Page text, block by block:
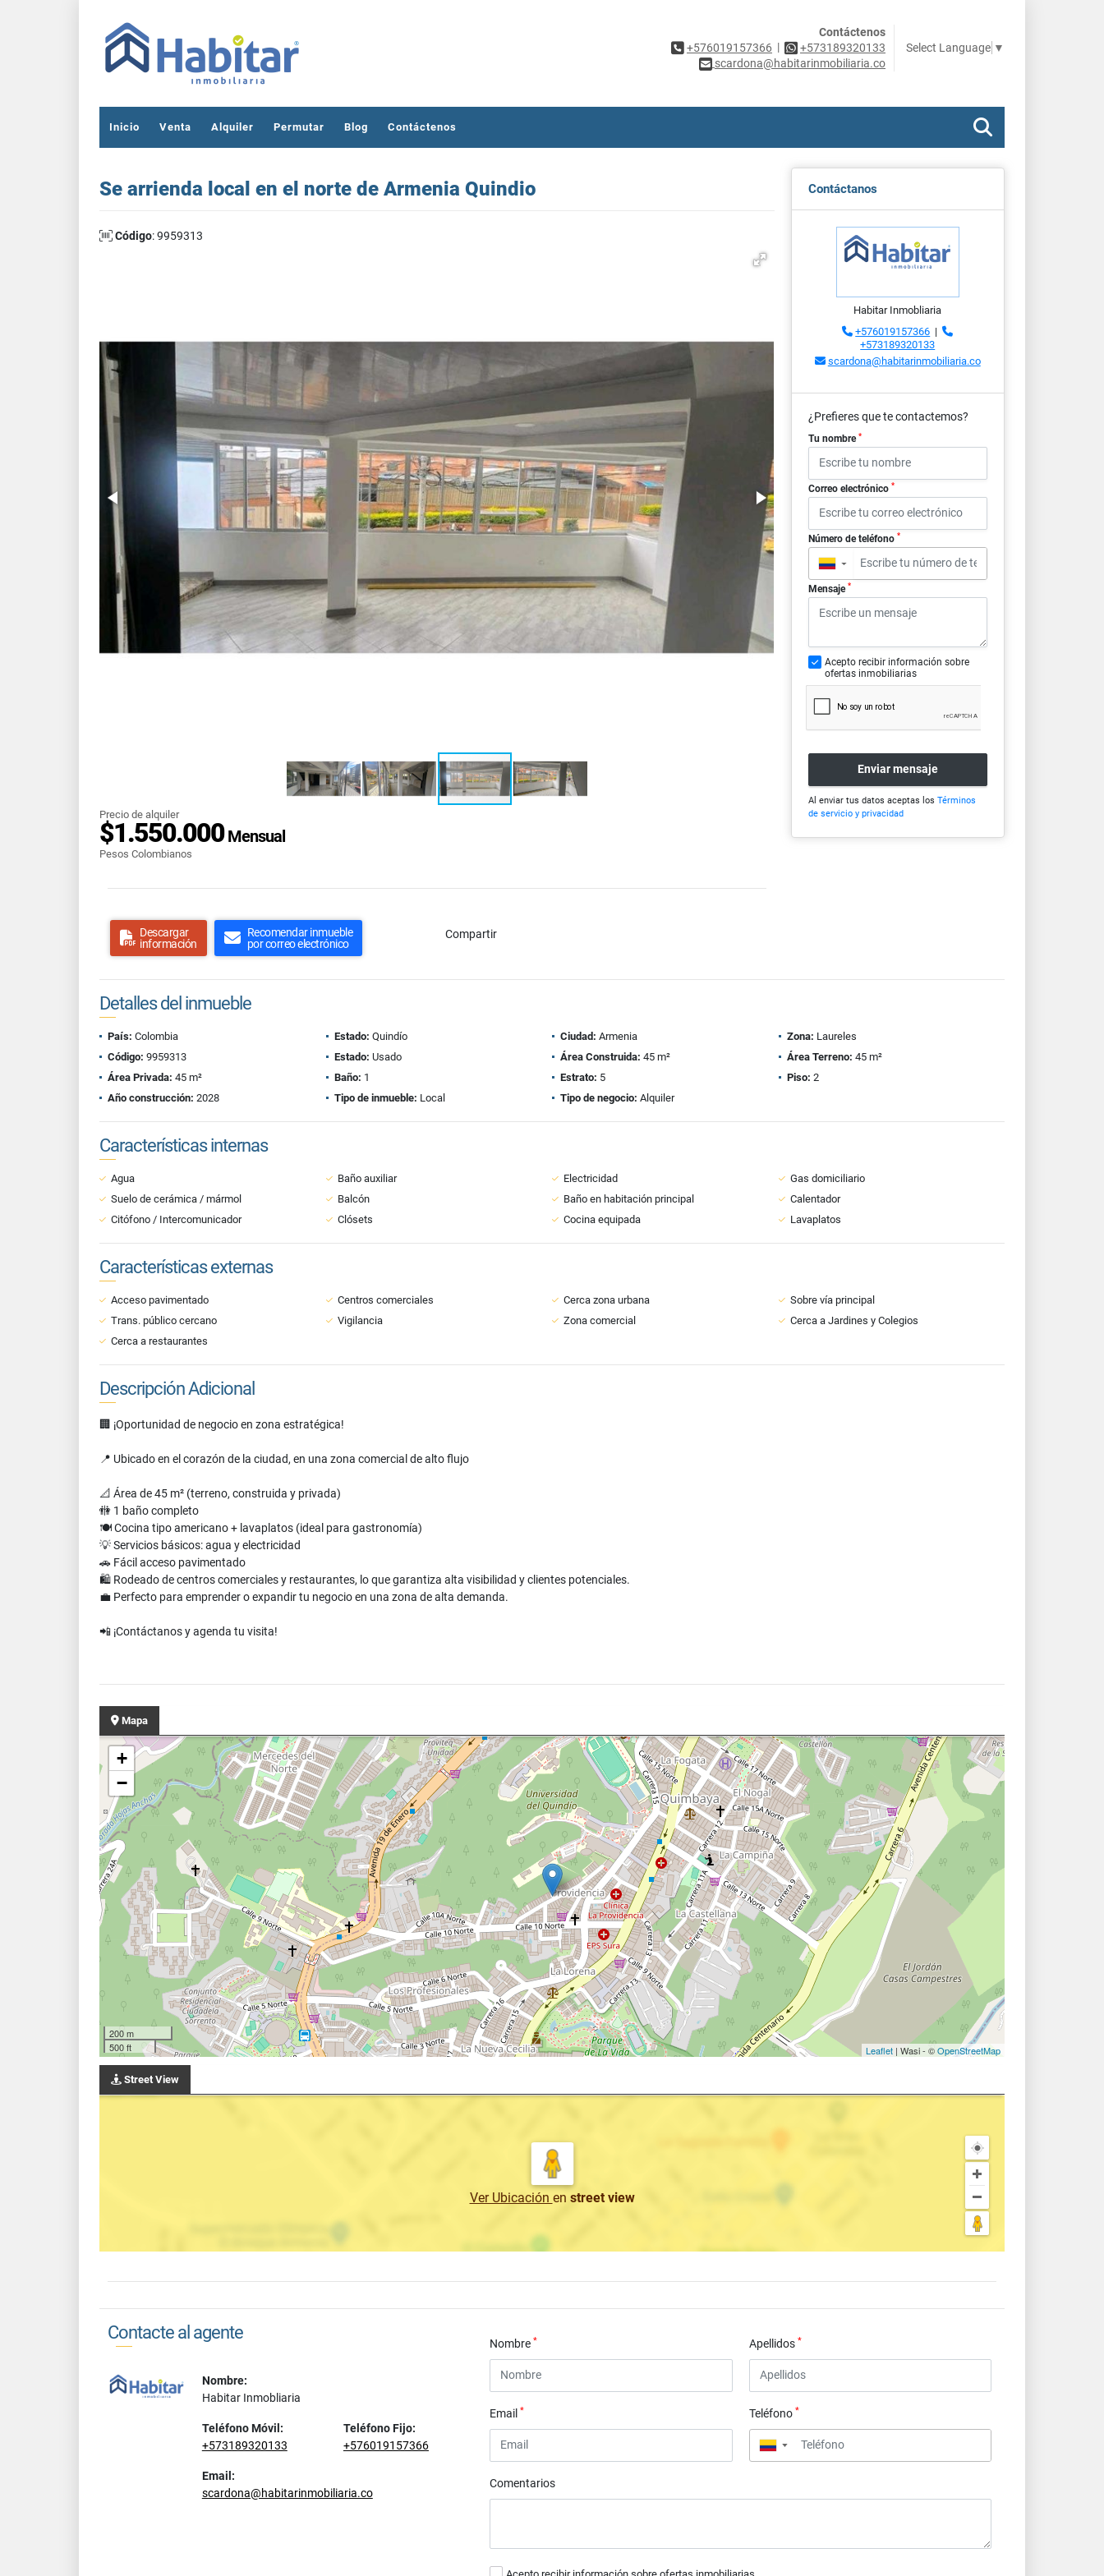
Contáctenos
+576019157366 |
+573189320133
scardona@habitarinmobiliaria.co
Select Language ▼
Inicio Venta Alquiler Permutar Blog Contáctenos
Se arrienda local en el norte de Armenia Quindio
Código: 9959313
Precio de alquiler
$1.550.000Mensual
Pesos Colombianos
Descargar
información
Recomendar inmueble
por correo electrónico
Compartir
Contáctanos
Habitar Inmobliaria
+576019157366 |
+573189320133
scardona@habitarinmobiliaria.co
¿Prefieres que te contactemos?
Tu nombre *
Correo electrónico *
Número de teléfono *
▼
Mensaje *
Acepto recibir información sobre
ofertas inmobiliarias
Enviar mensaje
Al enviar tus datos aceptas los Términos
de servicio y privacidad
Detalles del inmueble
País: Colombia Estado: Quindío Ciudad: Armenia Zona: Laureles
Código: 9959313 Estado: Usado Área Construida: 45 m² Área Terreno: 45 m²
Área Privada: 45 m² Baño: 1 Estrato: 5 Piso: 2
Año construcción: 2028 Tipo de inmueble: Local Tipo de negocio: Alquiler
Características internas
Agua Baño auxiliar Electricidad
Gas domiciliario
Suelo de cerámica / mármol
Balcón Baño en habitación principal
Calentador
Citófono / Intercomunicador
Clósets Cocina equipada Lavaplatos
Características externas
Acceso pavimentado Centros comerciales Cerca zona urbana
Sobre vía principal
Trans. público cercano
Vigilancia Zona comercial
Cerca a Jardines y Colegios
Cerca a restaurantes
Descripción Adicional
🏢 ¡Oportunidad de negocio en zona estratégica!
📍 Ubicado en el corazón de la ciudad, en una zona comercial de alto flujo
📐 Área de 45 m² (terreno, construida y privada)
🚻 1 baño completo
🍽️ Cocina tipo americano + lavaplatos (ideal para gastronomía)
💡 Servicios básicos: agua y electricidad
🚗 Fácil acceso pavimentado
🛍️ Rodeado de centros comerciales y restaurantes, lo que garantiza alta visibilidad y clientes potenciales.
💼 Perfecto para emprender o expandir tu negocio en una zona de alta demanda.
📲 ¡Contáctanos y agenda tu visita!
Mapa
+
−
200 m
500 ft
Leaflet | Wasi - ©OpenStreetMap
Street View
Ver Ubicación en street view
Contacte al agente
Nombre:
Habitar Inmobliaria
Teléfono Móvil:
+573189320133
Teléfono Fijo:
+576019157366
Email:
scardona@habitarinmobiliaria.co
Nombre* Apellidos *
Email* Teléfono *
▼
Comentarios